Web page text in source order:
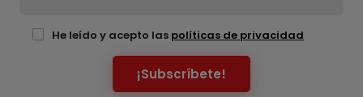
He leído y acepto las políticas de privacidad
¡Subscríbete!